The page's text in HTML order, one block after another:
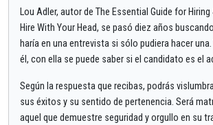
Lou Adler, autor de The Essential Guide for Hiring
Hire With Your Head, se pasó diez años
haría en una entrevista si sólo pudiera hacer
él, con ella se puede saber si el candidato es el
Según la respuesta que recibas, podrás
sus éxitos y su sentido de pertenencia. Será
aquel que demuestre seguridad y orgullo en su